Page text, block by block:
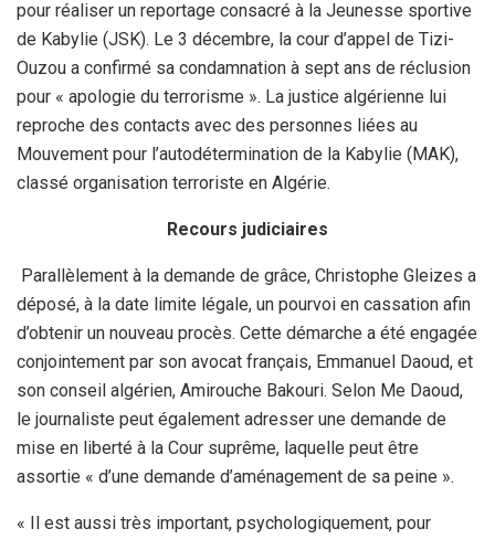
pour réaliser un reportage consacré à la Jeunesse sportive
de Kabylie (JSK). Le 3 décembre, la cour d’appel de Tizi-
Ouzou a confirmé sa condamnation à sept ans de réclusion
pour « apologie du terrorisme ». La justice algérienne lui
reproche des contacts avec des personnes liées au
Mouvement pour l’autodétermination de la Kabylie (MAK),
classé organisation terroriste en Algérie.
Recours judiciaires
Parallèlement à la demande de grâce, Christophe Gleizes a
déposé, à la date limite légale, un pourvoi en cassation afin
d’obtenir un nouveau procès. Cette démarche a été engagée
conjointement par son avocat français, Emmanuel Daoud, et
son conseil algérien, Amirouche Bakouri. Selon Me Daoud,
le journaliste peut également adresser une demande de
mise en liberté à la Cour suprême, laquelle peut être
assortie « d’une demande d’aménagement de sa peine ».
« Il est aussi très important, psychologiquement, pour